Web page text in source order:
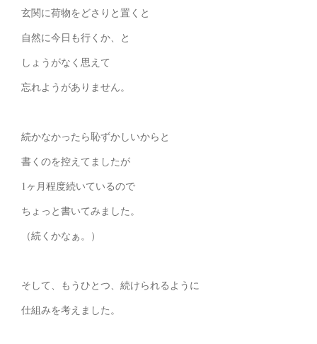
玄関に荷物をどさりと置くと
自然に今日も行くか、と
しょうがなく思えて
忘れようがありません。
続かなかったら恥ずかしいからと
書くのを控えてましたが
1ヶ月程度続いているので
ちょっと書いてみました。
（続くかなぁ。）
そして、もうひとつ、続けられるように
仕組みを考えました。